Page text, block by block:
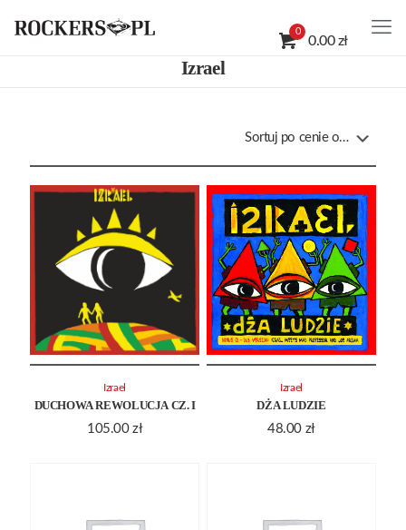
0
0.00 zł
Izrael
DUCHOWA REWOLUCJA CZ. I
105.00 zł
Izrael
DŻA LUDZIE
48.00 zł
Izrael